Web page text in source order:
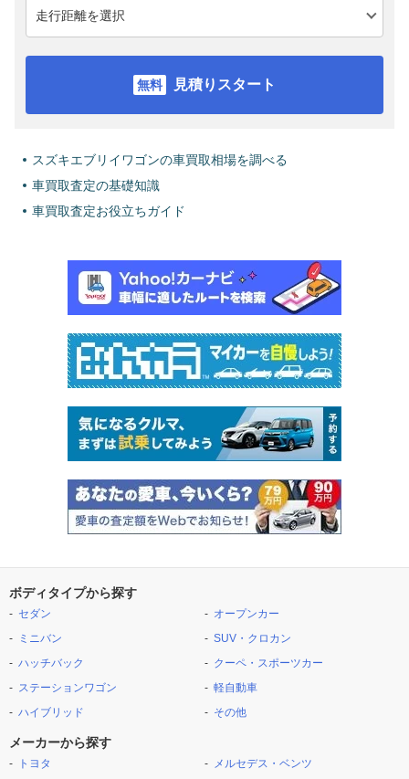
見積りスタート
スズキエブリイワゴンの車買取相場を調べる
車買取査定の基礎知識
車買取査定お役立ちガイド
ボディタイプから探す
セダン
ミニバン
ハッチバック
ステーションワゴン
ハイブリッド
オープンカー
SUV・クロカン
クーペ・スポーツカー
軽自動車
その他
メーカーから探す
トヨタ
メルセデス・ベンツ